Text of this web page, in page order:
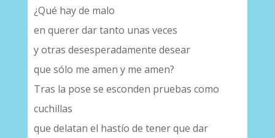
¿Qué hay de malo
en querer dar tanto unas veces
y otras desesperadamente desear
que sólo me amen y me amen?
Tras la pose se esconden pruebas como
cuchillas
que delatan el hastío de tener que dar